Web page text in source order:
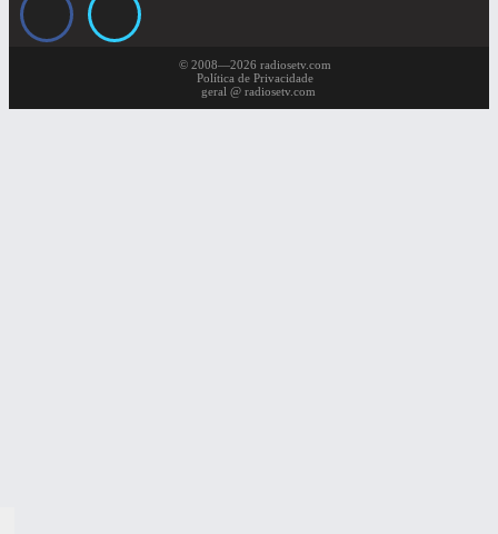
© 2008—2026 radiosetv.com
Política de Privacidade
geral @ radiosetv.com